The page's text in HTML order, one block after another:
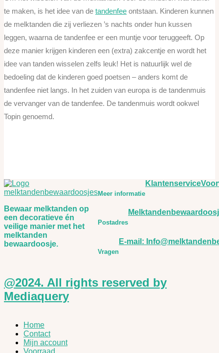
te maken, is het idee van de tandenfee ontstaan. Kinderen kunnen
de melktanden die zij verliezen ’s nachts onder hun kussen
leggen, waarna de tandenfee er een muntje voor teruggeeft. Op
deze manier krijgen kinderen een (extra) zakcentje en wordt het
idee van tanden wisselen zelfs leuk! Het is natuurlijk wel de
bedoeling dat de kinderen goed poetsen – anders komt de
tandenfee niet langs. In het zuiden van europa is de tandenmuis
de vervanger van de tandenfee. De tandenmuis wordt ookwel
Topin genoemd.
Bewaar melktanden op
een decoratieve én
veilige manier met het
melktanden
bewaardoosje.
Meer informatie
Klantenservice
Postadres
Vragen
E-mail:
@2024. All rights reserved by
Mediaquery
Home
Contact
Mijn account
Voorraad